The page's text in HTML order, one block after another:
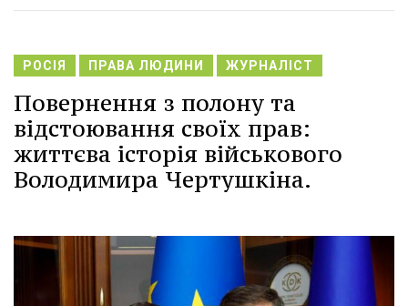
РОСІЯ ПРАВА ЛЮДИНИ ЖУРНАЛІСТ
Повернення з полону та
відстоювання своїх прав:
життєва історія військового
Володимира Чертушкіна.